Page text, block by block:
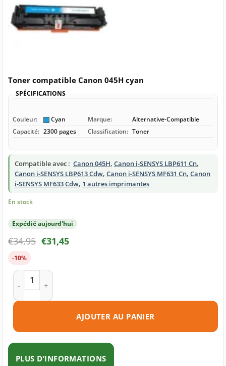
Toner compatible Canon 045H cyan
SPÉCIFICATIONS
Couleur: Cyan Marque:
Alternative-Compatible
Capacité: 2300 pages Classification: Toner
Compatible avec : Canon 045H, Canon i-SENSYS LBP611 Cn,
Canon i-SENSYS LBP613 Cdw, Canon i-SENSYS MF631 Cn, Canon
i-SENSYS MF633 Cdw, 1 autres imprimantes
En stock
Expédié aujourd'hui
€34,95 €31,45
-10%
quantité de Toner compatible Canon 045H cyan
AJOUTER AU PANIER
PLUS D’INFORMATIONS